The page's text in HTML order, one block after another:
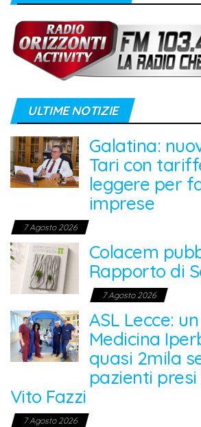
ULTIME NOTIZIE
Galatina:
Tari con
leggere per
imprese
7 Agosto 2026
Colacem
Rapporto di
7 Agosto 2026
ASL Lecce:
Medicina
quasi 2mila
pazienti
Vito Fazzi
7 Agosto 2026